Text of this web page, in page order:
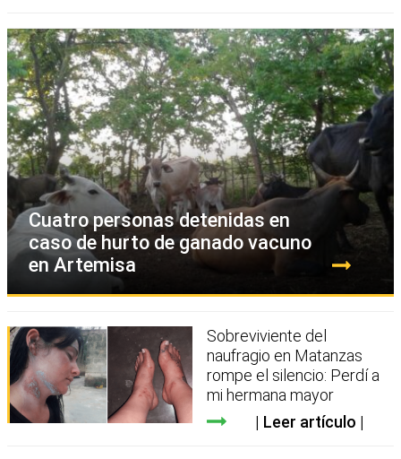
Cuatro personas detenidas en
caso de hurto de ganado vacuno
en Artemisa
Sobreviviente del
naufragio en Matanzas
rompe el silencio: Perdí a
mi hermana mayor
Leer artículo